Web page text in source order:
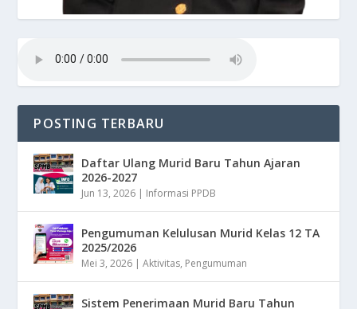
POSTING TERBARU
Daftar Ulang Murid Baru Tahun Ajaran
2026-2027
Jun 13, 2026 | Informasi PPDB
Pengumuman Kelulusan Murid Kelas 12 TA
2025/2026
Mei 3, 2026 |Aktivitas, Pengumuman
Sistem Penerimaan Murid Baru Tahun